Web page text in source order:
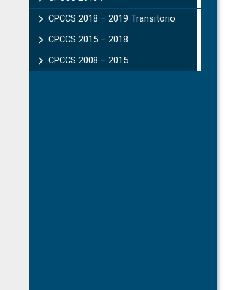
CPCCS 2018 – 2019 Transitorio
CPCCS 2015 – 2018
CPCCS 2008 – 2015